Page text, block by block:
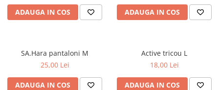
ADAUGA IN COS ADAUGA IN COS
SA.Hara pantaloni M
25,00 Lei
ADAUGA IN COS
Active tricou L
18,00 Lei
ADAUGA IN COS